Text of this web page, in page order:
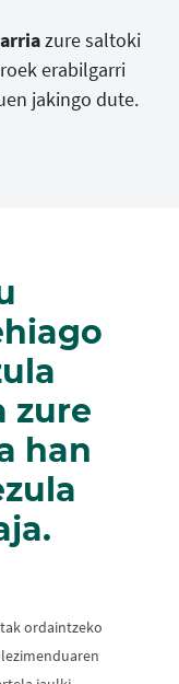
zure saltoki
erabilgarri
jakingo dute.
zure
han
ordaintzeko